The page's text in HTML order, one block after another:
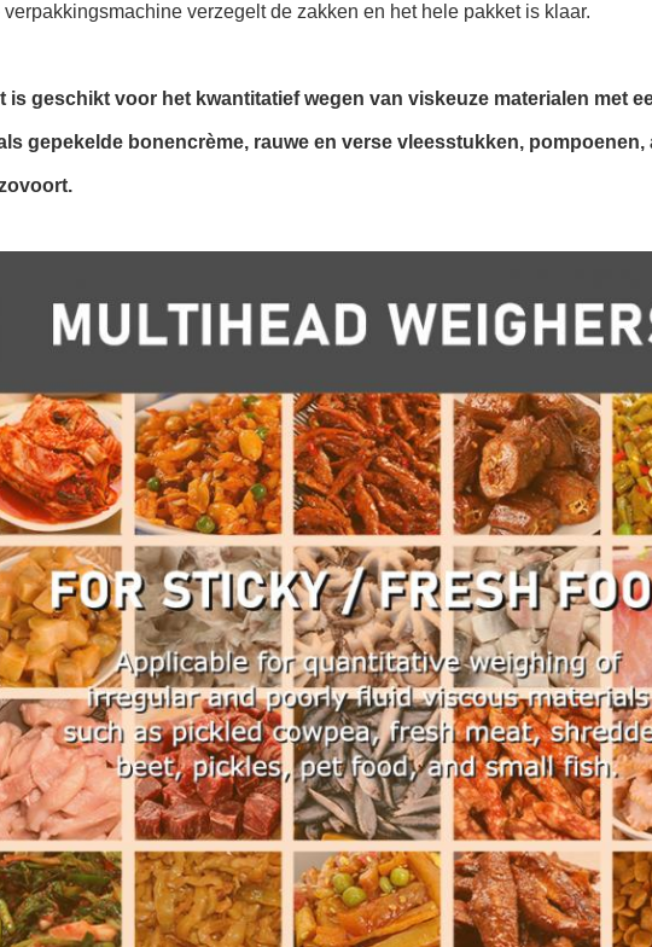
verpakkingsmachine verzegelt de zakken en het hele pakket is klaar.
is geschikt voor het kwantitatief wegen van viskeuze materialen met
gepekelde bonencrème, rauwe en verse vleesstukken,